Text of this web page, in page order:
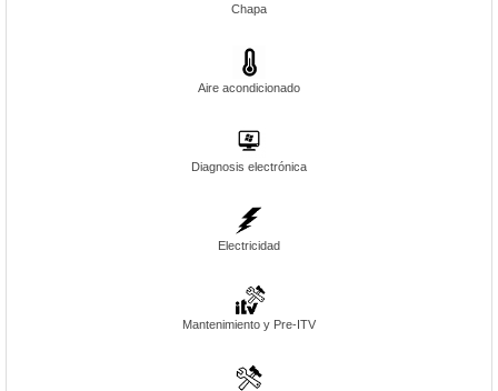
Chapa
Aire acondicionado
Diagnosis electrónica
Electricidad
Mantenimiento y Pre-ITV